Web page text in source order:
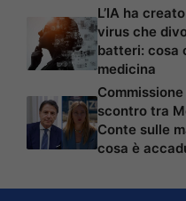
L’IA ha
virus che
batteri: cosa
medicina
scontro tra
Conte sulle
cosa è